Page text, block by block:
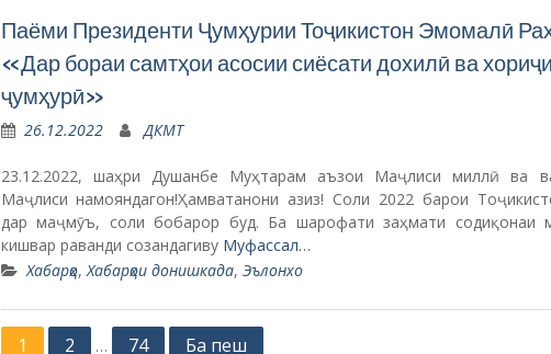
Паёми Президенти Ҷумҳурии Тоҷикистон Эмомалӣ
«Дар бораи самтҳои асосии сиёсати дохилӣ ва
ҷумҳурӣ»
26.12.2022 ДКМТ
23.12.2022, шаҳри Душанбе Муҳтарам аъзои Маҷлиси миллӣ ва
Маҷлиси намояндагон!Ҳамватанони азиз! Соли 2022 барои
дар маҷмӯъ, соли бобарор буд. Ба шарофати заҳмати содиқонаи
кишвар раванди созандагиву Муфассал…
Хабарҳо, Хабарҳои донишкада, Эълонхо
1 2 … 74 Ба пеш